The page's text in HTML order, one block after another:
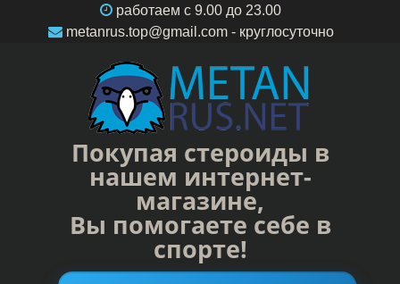
работаем c 9.00 до 23.00
metanrus.top@gmail.com- круглосуточно
Покупая стероиды в
нашем интернет-
магазине,
Вы помогаете себе в
спорте!